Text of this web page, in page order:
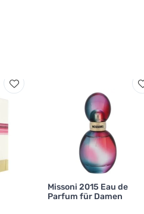
Missoni 2015 Eau de
Parfum für Damen